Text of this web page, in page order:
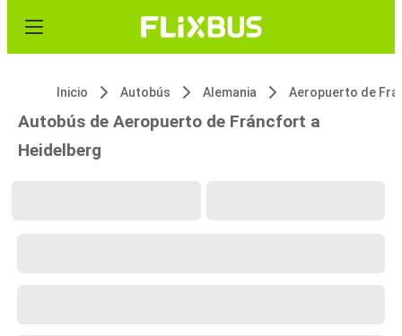
Inicio Autobús Alemania
Autobús de Aeropuerto de Fráncfort a
Heidelberg